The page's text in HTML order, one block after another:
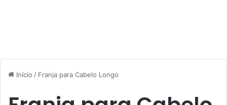
Início / Franja para Cabelo Longo